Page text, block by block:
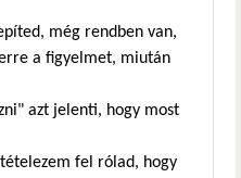
még rendben van,
a figyelmet, miután
azt jelenti, hogy most
fel rólad, hogy